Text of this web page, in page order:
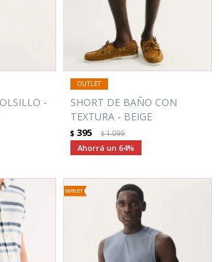
-
SHORT DE BAÑO CON
TEXTURA - BEIGE
$ 395 $1.099
64